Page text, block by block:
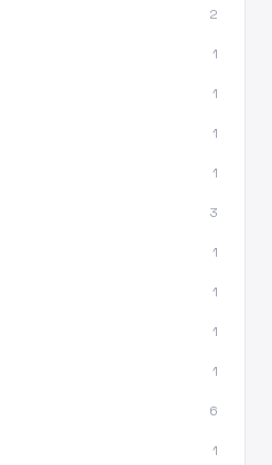
2
1
1
1
1
3
1
1
1
1
6
1